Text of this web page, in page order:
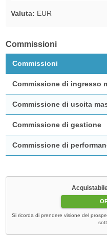
Valuta: EUR
Commissioni
Commissioni
Commissione di ingresso
Commissione di uscita
Commissione di gestione
Commissione di
Si ricorda di prendere visione del